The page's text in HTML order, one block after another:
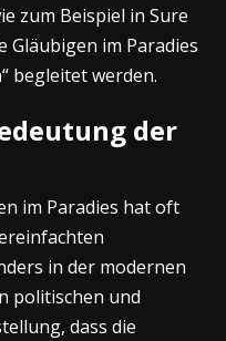
zum Beispiel in Sure
Gläubigen im Paradies
begleitet werden.
der
im Paradies hat oft
in der modernen
politischen und
dass die